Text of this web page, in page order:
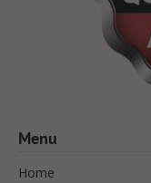
Menu
Home